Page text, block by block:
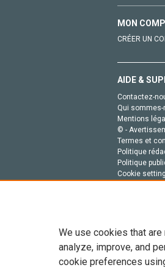
MON
CRÉER UN
AIDE &
Contactez-
Qui sommes-
Mentions
© -
Termes et
Politique
Politique
Cookie
Tout le
We use cookies that
analyze, improve, and
cookie preferences